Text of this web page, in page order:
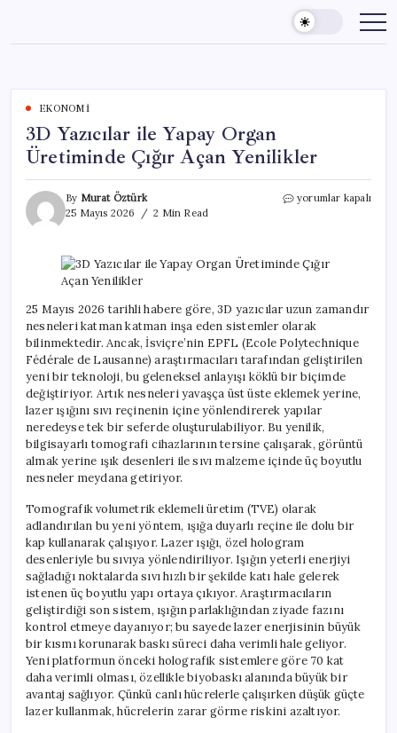
content
EKONOMI
3D Yazıcılar ile Yapay Organ
Üretiminde Çığır Açan Yenilikler
By Murat Öztürk
25 Mayıs 2026
2 Min Read
3D
Organ
Üretiminde
Yenilikler
için
yorumlar kapalı
25 Mayıs 2026 tarihli habere göre, 3D yazıcılar uzun zamandır
nesneleri katman katman inşa eden sistemler olarak
bilinmektedir. Ancak, İsviçre’nin EPFL (Ecole Polytechnique
Fédérale de Lausanne) araştırmacıları tarafından geliştirilen
yeni bir teknoloji, bu geleneksel anlayışı köklü bir biçimde
değiştiriyor. Artık nesneleri yavaşça üst üste eklemek yerine,
lazer ışığını sıvı reçinenin içine yönlendirerek yapılar
neredeyse tek bir seferde oluşturulabiliyor. Bu yenilik,
bilgisayarlı tomografi cihazlarının tersine çalışarak, görüntü
almak yerine ışık desenleri ile sıvı malzeme içinde üç boyutlu
nesneler meydana getiriyor.
Tomografik volumetrik eklemeli üretim (TVE) olarak
adlandırılan bu yeni yöntem, ışığa duyarlı reçine ile dolu bir
kap kullanarak çalışıyor. Lazer ışığı, özel hologram
desenleriyle bu sıvıya yönlendiriliyor. Işığın yeterli enerjiyi
sağladığı noktalarda sıvı hızlı bir şekilde katı hale gelerek
istenen üç boyutlu yapı ortaya çıkıyor. Araştırmacıların
geliştirdiği son sistem, ışığın parlaklığından ziyade fazını
kontrol etmeye dayanıyor; bu sayede lazer enerjisinin büyük
bir kısmı korunarak baskı süreci daha verimli hale geliyor.
Yeni platformun önceki holografik sistemlere göre 70 kat
daha verimli olması, özellikle biyobaskı alanında büyük bir
avantaj sağlıyor. Çünkü canlı hücrelerle çalışırken düşük güçte
lazer kullanmak, hücrelerin zarar görme riskini azaltıyor.